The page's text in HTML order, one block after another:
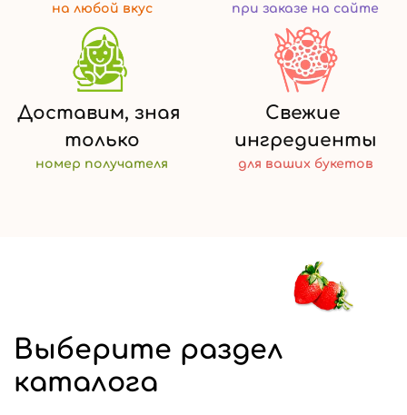
на любой вкус при заказе на сайте
Доставим, зная
только
номер получателя
Свежие
ингредиенты
для ваших букетов
Выберите раздел
каталога